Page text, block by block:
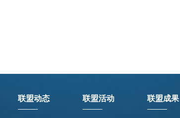
联盟动态 联盟活动 联盟成果